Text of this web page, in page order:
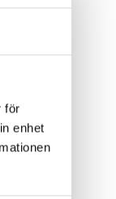
för
enhet